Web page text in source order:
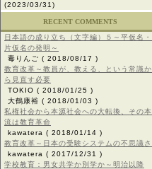
(2023/03/31)
RECENT COMMENTS
日本語の成り立ち（文字編）５～平仮名・
片仮名の発明～
毒りんご ( 2018/08/17 )
教育改革～教員が、教える、という常識か
ら見直す必要
TOKIO ( 2018/01/25 )
大鶴康裕 ( 2018/01/03 )
私権社会から本源社会への大転換、その本
流は教育革命
kawatera ( 2018/01/14 )
教育改革～日本の受験システムの不思議さ
kawatera ( 2017/12/31 )
学校教育：男女共学か別学か～明治以降